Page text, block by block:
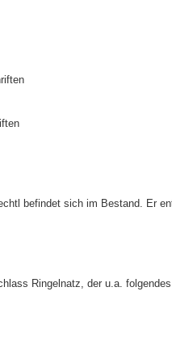
befindet sich im Bestand. Er
Ringelnatz, der u.a.